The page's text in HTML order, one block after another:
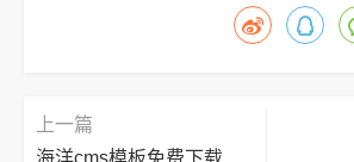
上一篇
海洋cms模板免费下载